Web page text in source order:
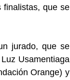
finalistas, que se
jurado, que se
Usamentiaga
Orange) y